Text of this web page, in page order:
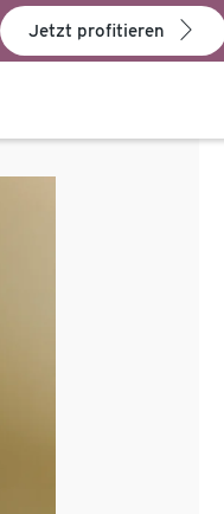
Jetzt profitieren